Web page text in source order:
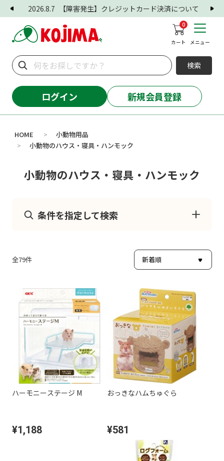
2026.8.7 【障害発生】クレジットカード決済について
0
カート メニュー
検索
ログイン 新規会員登録
HOME > 小動物用品
> 小動物のハウス・寝具・ハンモック
小動物のハウス・寝具・ハンモック
条件を指定して検索
全79件
ハーモニーステージ M
¥1,188
おっきなハムちゅぐら
¥581